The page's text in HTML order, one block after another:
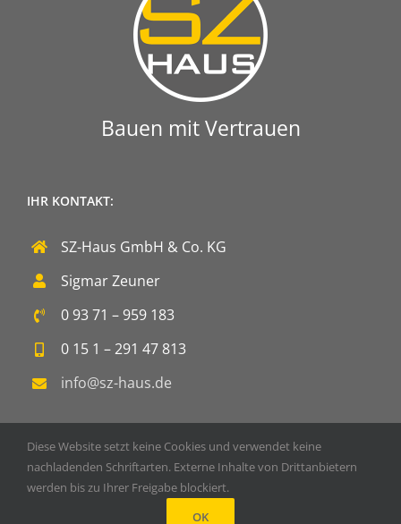
Bauen mit Vertrauen
IHR KONTAKT:
SZ-Haus GmbH & Co. KG
Sigmar Zeuner
0 93 71 – 959 183
0 15 1 – 291 47 813
info@sz-haus.de
Copyright 2020 SZ-Haus GmbH & Co. KG | Powered by
Diese Website setzt keine Cookies und verwendet keine
nachladenden Schriftarten. Externe Inhalte von Drittanbietern
werden bis zu Ihrer Freigabe blockiert.
OK